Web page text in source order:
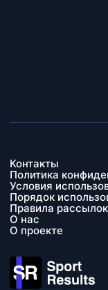
Контакты
Политика
Условия
Порядок
Правила рассылок
О нас
О проекте